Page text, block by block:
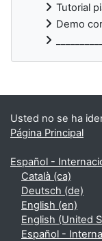
Tutorial
Demo
Bloques
Usted no se ha
Página Principal
Español -
Català ‎(ca)‎
Deutsch ‎(de)‎
English ‎(en)‎
English (United
Español -